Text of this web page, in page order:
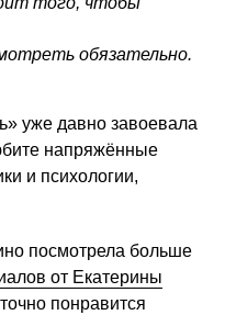
обязательно.
уже давно завоевала
напряжённые
и психологии,
посмотрела больше
от Екатерины
понравится